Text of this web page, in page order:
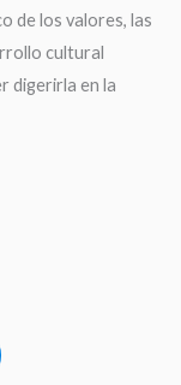
de los valores, las
cultural
digerirla en la